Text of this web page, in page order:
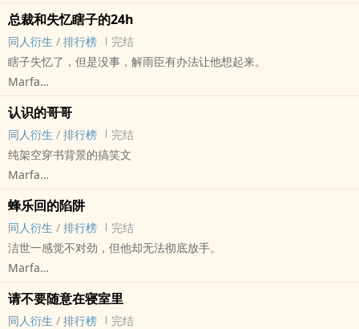
蓝色监狱 - 米切尔·凯撒/亚力克西斯·内斯 同人衍生 - BL - 短篇 - 完结
动物世界 - 支配服从 - BDSM
重种美洲豹x中间种罗威纳犬
（这样设定只是为了配合剧情）
总裁和失忆瞎子的24h
同人衍生 / 排行榜
完结
瞎子失忆了，但是没事，解雨臣有办法让他想起来。
Marfa
BL - 短篇 - 完结
认识的哥哥
同人衍生 / 排行榜
完结
纯架空穿书背景的搞笑文
Marfa
BL - 完结 - 架空世界 - ABO
穿越 - 短篇
总被邪勾引的纯爱战神瓶x热衷于大胆勾引调戏瓶哥的邪（AB恋）
原书背景和ABO存在的意义只有情趣和笑料
蜂乐回的陷阱
同人衍生 / 排行榜
完结
洁世一感觉不对劲，但他却无法彻底放手。
Marfa
蓝色监狱 - 洁世一/蜂乐回 同人衍生 - BL - 短篇 - 完结
支配服从 - NTR
请不要随意在寝室里
同人衍生 / 排行榜
完结